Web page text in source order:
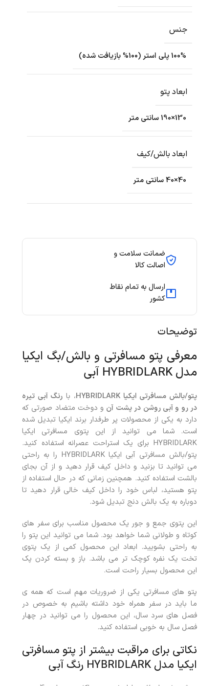
ضمانت سلامت و
اصالت کالا
ارسال به تمام نقاط
کشور
توضیحات
معرفی پتو مسافرتی و بالش/بگ ایکیا
مدل HYBRIDLARK آبی
پتو/بالش مسافرتی ایکیا HYBRIDLARK ، با رنگ آبی تیره
در رو و آبی روشن در پشت آن و دوخت متضاد صورتی که
دارد به یکی از محصولات پر طرفدار برند ایکیا تبدیل شده
است. شما می توانید از این پتوی مسافرتی ایکیا
HYBRIDLARK برای یک استراحت عصرانه استفاده کنید.
پتو/بالش مسافرتی آبی ایکیا HYBRIDLARK را به راحتی
می توانید تا بزنید و داخل کیف قرار دهید و از آن بجای
بالشت استفاده کنید. همچنین زمانی که در حال استفاده از
پتو هستید، لباس خود را داخل کیف خالی قرار دهید تا
دوباره به یک بالش دنج تبدیل شود.
این پتوی جمع و جور یک محصول مناسب برای سفر های
کوتاه و طولانی شما خواهد بود. شما می توانید این پتو را
به راحتی بشویید. ابعاد این محصول کمی از یک پتوی
تخت یک نفره کوچک تر می باشد. باز و بسته کردن پک
این محصول بسیار راحت است.
پتو های مسافرتی یکی از ضروریات مهم است که همه ی
ما باید در سفر همراه خود داشته باشیم به خصوص در
فصل های سرد سال، این محصول را می توانید در چهار
فصل سال به خوبی استفاده کنید.
نکاتی برای مراقبت بیشتر از پتو مسافرتی
ایکیا مدل HYBRIDLARK رنگ آبی
جنس
100% پلی استر (100% بازیافت شده)
ابعاد پتو
130×190 سانتی متر
ابعاد بالش/کیف
40×40 سانتی متر